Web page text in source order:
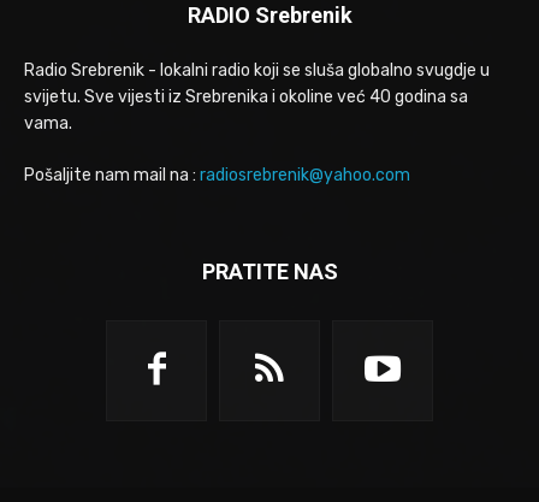
RADIO Srebrenik
Radio Srebrenik - lokalni radio koji se sluša globalno svugdje u
svijetu. Sve vijesti iz Srebrenika i okoline već 40 godina sa
vama.
Pošaljite nam mail na : radiosrebrenik@yahoo.com
PRATITE NAS